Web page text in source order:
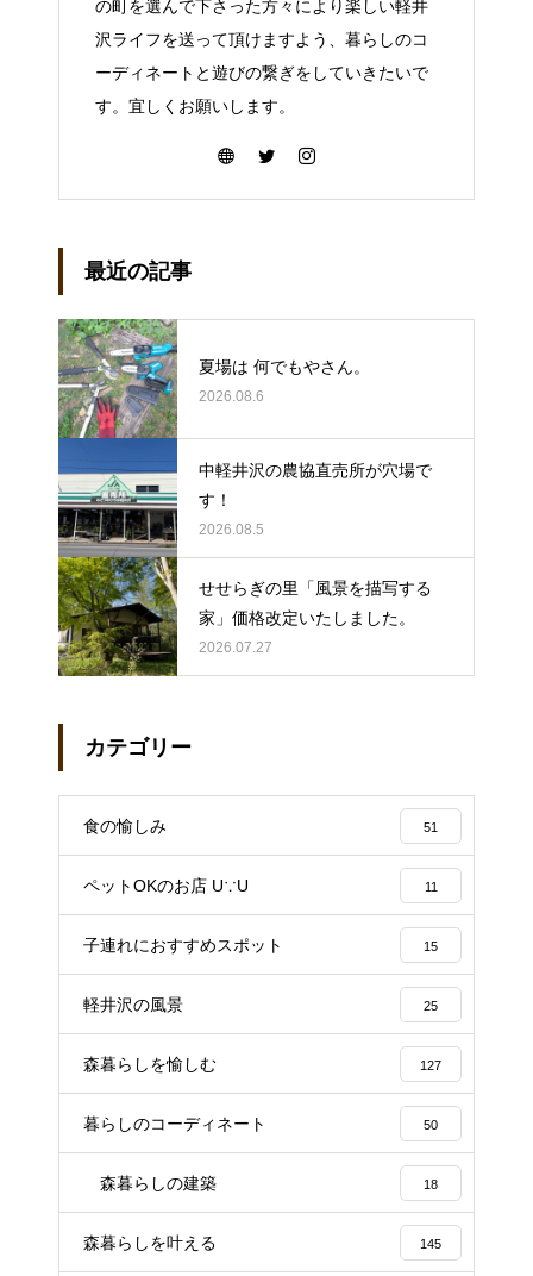
の町を選んで下さった方々により楽しい軽井
沢ライフを送って頂けますよう、暮らしのコ
ーディネートと遊びの繋ぎをしていきたいで
す。宜しくお願いします。
最近の記事
夏場は 何でもやさん。
2026.08.6
中軽井沢の農協直売所が穴場で
す！
2026.08.5
せせらぎの里「風景を描写する
家」価格改定いたしました。
2026.07.27
カテゴリー
食の愉しみ 51
ペットOKのお店 U∵U 11
子連れにおすすめスポット 15
軽井沢の風景 25
森暮らしを愉しむ 127
暮らしのコーディネート 50
森暮らしの建築 18
森暮らしを叶える 145